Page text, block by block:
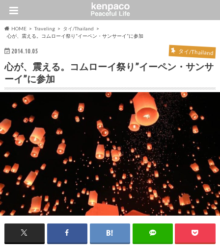
HOME Traveling
タイ/Thailand
心が、震える。コムローイ祭り”イーペン・サンサーイ”に参加
2014.10.05 タイ/Thailand
心が、震える。コムローイ祭り”イーペン・サンサ
ーイ”に参加